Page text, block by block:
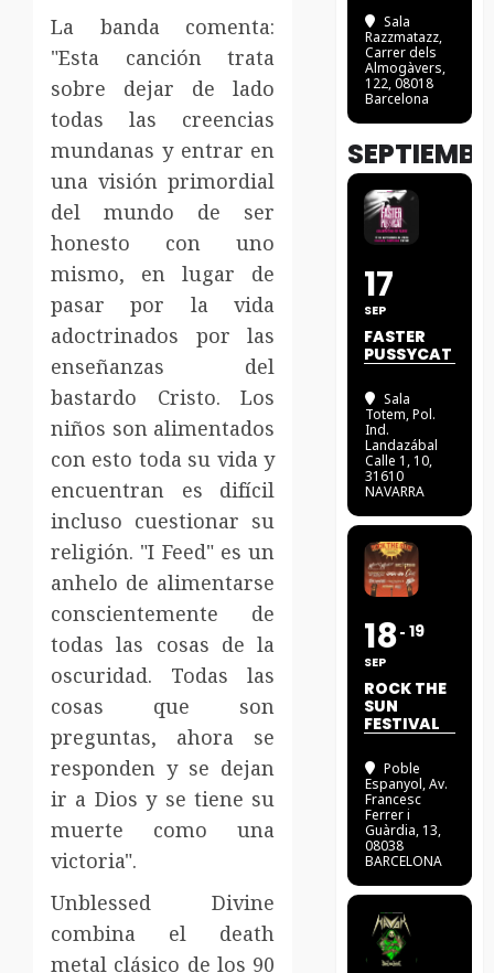
La banda comenta:
"Esta canción trata
sobre dejar de lado
todas las creencias
mundanas y entrar en
una visión primordial
del mundo de ser
honesto con uno
mismo, en lugar de
pasar por la vida
adoctrinados por las
enseñanzas del
bastardo Cristo. Los
niños son alimentados
con esto toda su vida y
encuentran es difícil
incluso cuestionar su
religión. "I Feed" es un
anhelo de alimentarse
conscientemente de
todas las cosas de la
oscuridad. Todas las
cosas que son
preguntas, ahora se
responden y se dejan
ir a Dios y se tiene su
muerte como una
victoria".
Unblessed Divine
combina el death
metal clásico de los 90
Sala
Razzmatazz,
Carrer dels
Almogàvers,
122, 08018
Barcelona
17
SEP
FASTER
PUSSYCAT
Sala
Totem, Pol.
Ind.
Landazábal
Calle 1, 10,
31610
NAVARRA
18
SEP
19
ROCK THE
SUN
FESTIVAL
Poble
Espanyol, Av.
Francesc
Ferrer i
Guàrdia, 13,
08038
BARCELONA